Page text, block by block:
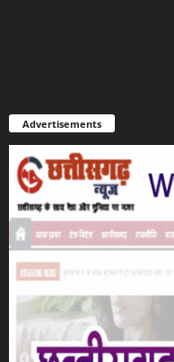
Advertisements